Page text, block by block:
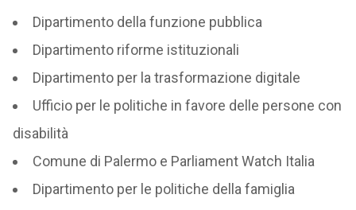
Dipartimento della funzione pubblica
Dipartimento riforme istituzionali
Dipartimento per la trasformazione digitale
Ufficio per le politiche in favore delle persone con
disabilità
Comune di Palermo e Parliament Watch Italia
Dipartimento per le politiche della famiglia